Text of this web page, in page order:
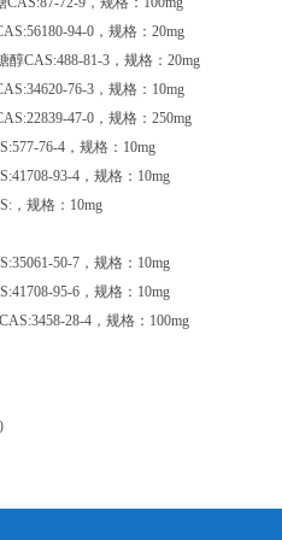
94-0，规格：20mg
CAS:488-81-3，规格：20mg
76-3，规格：10mg
47-0，规格：250mg
76-4，规格：10mg
93-4，规格：10mg
，规格：10mg
50-7，规格：10mg
95-6，规格：10mg
28-4，规格：100mg